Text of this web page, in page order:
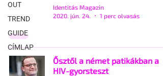
OUT
TREND
GUIDE
CÍMLAP
Identitás Magazin
2020. jún. 24.
1 perc olvasás
Ősztől a német patikákban a
HIV-gyorsteszt